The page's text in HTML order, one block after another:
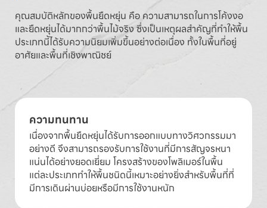
คุณสมบัติหลักของพื้นยืดหยุ่น คือ ความสามารถในการโค้งงอ
และยืดหยุ่นได้มากกว่าพื้นไม้จริง ซึ่งเป็นเหตุผลสำคัญที่ทำให้พื้น
ประเภทนี้ได้รับความนิยมเพิ่มขึ้นอย่างต่อเนื่อง ทั้งในพื้นที่อยู่
อาศัยและพื้นที่เชิงพาณิชย์
ความทนทาน
เนื่องจากพื้นยืดหยุ่นได้รับการออกแบบทางวิศวกรรมมา
อย่างดี จึงสามารถรองรับการใช้งานที่มีการสัญจรหนา
แน่นได้อย่างยอดเยี่ยม โครงสร้างของโพลิเมอร์ในพื้น
แต่ละประเภททำให้พื้นชนิดนี้เหมาะอย่างยิ่งสำหรับพื้นที่ที่
มีการเดินผ่านบ่อยหรือมีการใช้งานหนัก